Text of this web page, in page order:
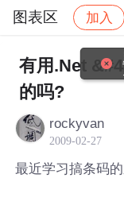
图表区 加入
社区 图表区
有用.Net
的吗?
rockyvan
2009-02-27
最近学习搞条码